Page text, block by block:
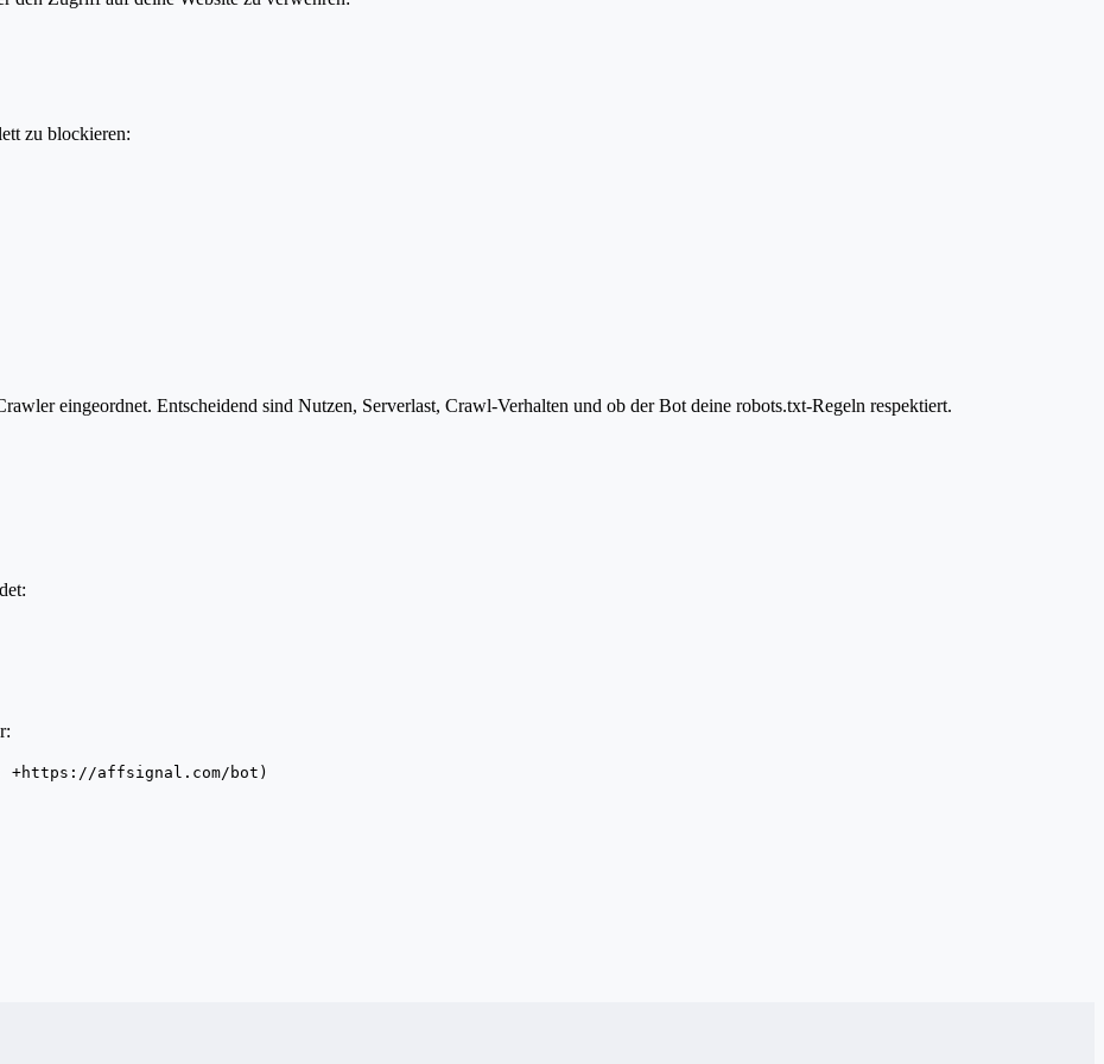
zu blockieren:
eingeordnet. Entscheidend sind Nutzen, Serverlast, Crawl-Verhalten und ob der Bot deine robots.txt-Regeln respektiert.
+https://affsignal.com/bot)